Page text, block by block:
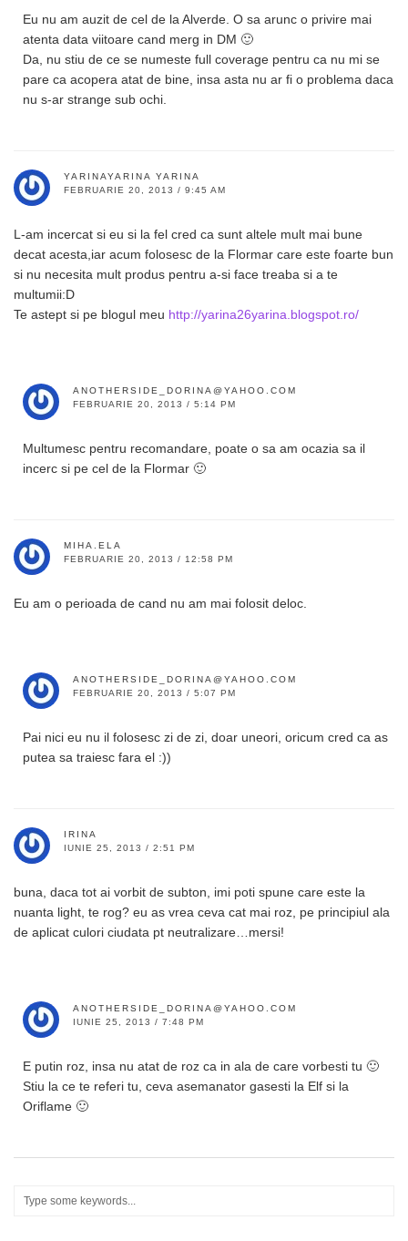
Eu nu am auzit de cel de la Alverde. O sa arunc o privire mai
atenta data viitoare cand merg in DM 🙂
Da, nu stiu de ce se numeste full coverage pentru ca nu mi se
pare ca acopera atat de bine, insa asta nu ar fi o problema daca
nu s-ar strange sub ochi.
YARINAYARINA YARINA
FEBRUARIE 20, 2013 / 9:45 AM
L-am incercat si eu si la fel cred ca sunt altele mult mai bune
decat acesta,iar acum folosesc de la Flormar care este foarte bun
si nu necesita mult produs pentru a-si face treaba si a te
multumii:D
Te astept si pe blogul meu http://yarina26yarina.blogspot.ro/
ANOTHERSIDE_DORINA@YAHOO.COM
FEBRUARIE 20, 2013 / 5:14 PM
Multumesc pentru recomandare, poate o sa am ocazia sa il
incerc si pe cel de la Flormar 🙂
MIHA.ELA
FEBRUARIE 20, 2013 / 12:58 PM
Eu am o perioada de cand nu am mai folosit deloc.
ANOTHERSIDE_DORINA@YAHOO.COM
FEBRUARIE 20, 2013 / 5:07 PM
Pai nici eu nu il folosesc zi de zi, doar uneori, oricum cred ca as
putea sa traiesc fara el :))
IRINA
IUNIE 25, 2013 / 2:51 PM
buna, daca tot ai vorbit de subton, imi poti spune care este la
nuanta light, te rog? eu as vrea ceva cat mai roz, pe principiul ala
de aplicat culori ciudata pt neutralizare…mersi!
ANOTHERSIDE_DORINA@YAHOO.COM
IUNIE 25, 2013 / 7:48 PM
E putin roz, insa nu atat de roz ca in ala de care vorbesti tu 🙂
Stiu la ce te referi tu, ceva asemanator gasesti la Elf si la
Oriflame 🙂